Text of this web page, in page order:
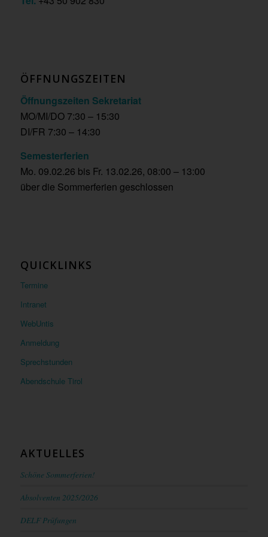
ÖFFNUNGSZEITEN
Öffnungszeiten Sekretariat
MO/MI/DO 7:30 – 15:30
DI/FR 7:30 – 14:30
Semesterferien
Mo. 09.02.26 bis Fr. 13.02.26, 08:00 – 13:00
über die Sommerferien geschlossen
QUICKLINKS
Termine
Intranet
WebUntis
Anmeldung
Sprechstunden
Abendschule Tirol
AKTUELLES
Schöne Sommerferien!
Absolventen 2025/2026
DELF Prüfungen